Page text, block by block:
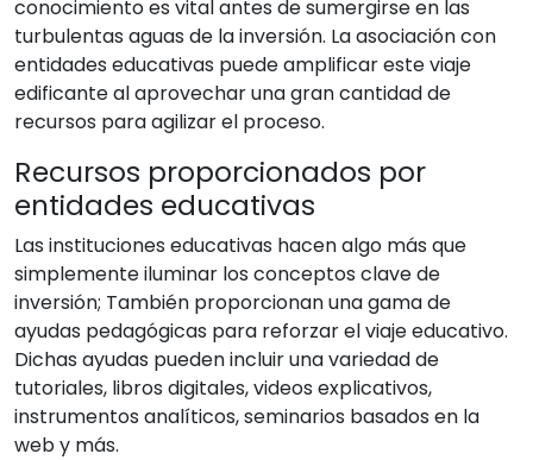
conocimiento es vital antes de sumergirse en las
turbulentas aguas de la inversión. La asociación con
entidades educativas puede amplificar este viaje
edificante al aprovechar una gran cantidad de
recursos para agilizar el proceso.
Recursos proporcionados por
entidades educativas
Las instituciones educativas hacen algo más que
simplemente iluminar los conceptos clave de
inversión; También proporcionan una gama de
ayudas pedagógicas para reforzar el viaje educativo.
Dichas ayudas pueden incluir una variedad de
tutoriales, libros digitales, videos explicativos,
instrumentos analíticos, seminarios basados en la
web y más.